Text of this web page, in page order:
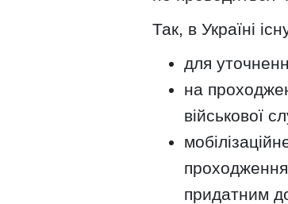
Так, в Україні
для
на
військової
придатним